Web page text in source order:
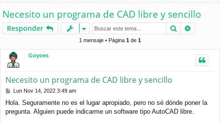
es
rá
pi
d
os
ifi
ca
rs
e
ra
r
Necesito un programa de CAD libre y sencillo
Responder Buscar
1 mensaje • Página 1 de 1
Goyoes
Necesito un programa de CAD libre y sencillo
M
n
s
Lun Nov 14, 2022 3:49 am
Hola. Seguramente no es el lugar apropiado, pero no sé dónde poner la
pregunta. Alguien puede indicarme un software tipo AutoCAD libre.